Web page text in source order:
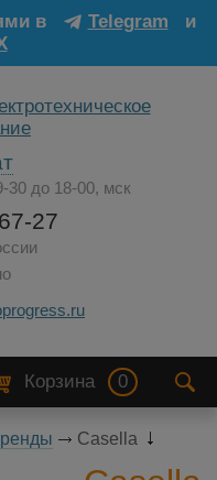
в Telegram
и
до 18-00, мск
27
Корзина 0
Casella